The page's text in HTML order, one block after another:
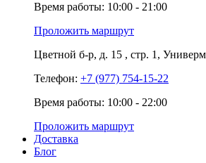
Время работы: 10:00 - 21:00
Проложить маршрут
Цветной б-р, д. 15 , стр. 1,
Телефон: +7 (977) 754-15-22
Время работы: 10:00 - 22:00
Проложить маршрут
Доставка
Блог